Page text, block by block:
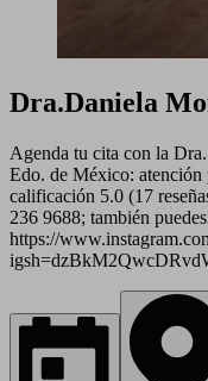
Dra.Daniela
Agenda tu cita con la
Edo. de México:
calificación 5.0 (17
236 9688; también
https://